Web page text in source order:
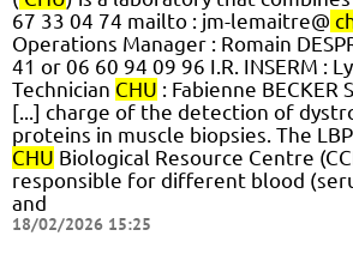
67 33 04 74 mailto : jm-lemaitre@
Operations Manager : Romain
41 or 06 60 94 09 96 I.R. INSERM :
Technician CHU : Fabienne BECKER
[...] charge of the detection of
proteins in muscle biopsies. The
CHU Biological Resource Centre
responsible for different blood
and
18/02/2026 15:25